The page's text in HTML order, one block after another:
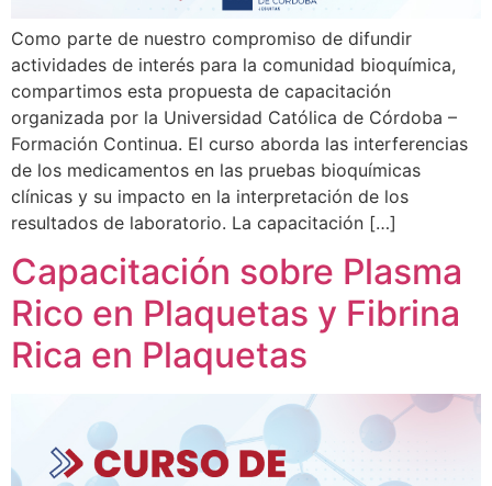
Como parte de nuestro compromiso de difundir
actividades de interés para la comunidad bioquímica,
compartimos esta propuesta de capacitación
organizada por la Universidad Católica de Córdoba –
Formación Continua. El curso aborda las interferencias
de los medicamentos en las pruebas bioquímicas
clínicas y su impacto en la interpretación de los
resultados de laboratorio. La capacitación […]
Capacitación sobre Plasma
Rico en Plaquetas y Fibrina
Rica en Plaquetas